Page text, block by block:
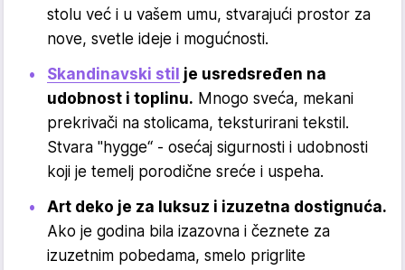
stolu već i u vašem umu, stvarajući prostor za
nove, svetle ideje i mogućnosti.
Skandinavski stil je usredsređen na
udobnost i toplinu. Mnogo sveća, mekani
prekrivači na stolicama, teksturirani tekstil.
Stvara "hygge“ - osećaj sigurnosti i udobnosti
koji je temelj porodične sreće i uspeha.
Art deko je za luksuz i izuzetna dostignuća.
Ako je godina bila izazovna i čeznete za
izuzetnim pobedama, smelo prigrlite